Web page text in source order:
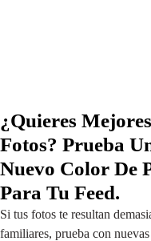
¿Quieres Mejores
Fotos? Prueba
Nuevo Color De
Para Tu Feed.
Si tus fotos te resultan
familiares, prueba con nuevas